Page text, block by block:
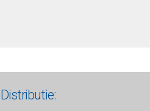
Distributie: